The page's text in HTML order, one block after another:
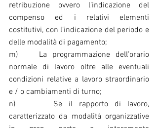
retribuzione ovvero l’indicazione del
compenso ed i relativi elementi
costitutivi, con l’indicazione del periodo e
delle modalità di pagamento;
m)    La programmazione dell’orario
normale di lavoro oltre alle eventuali
condizioni relative a lavoro straordinario
e / o cambiamenti di turno;
n)      Se il rapporto di lavoro,
caratterizzato da modalità organizzative